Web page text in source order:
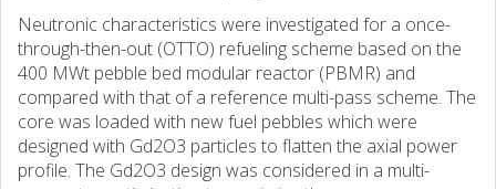
Neutronic characteristics were investigated for a once-
through-then-out (OTTO) refueling scheme based on the
400 MWt pebble bed modular reactor (PBMR) and
compared with that of a reference multi-pass scheme. The
core was loaded with new fuel pebbles which were
designed with Gd2O3 particles to flatten the axial power
profile. The Gd2O3 design was considered in a multi-